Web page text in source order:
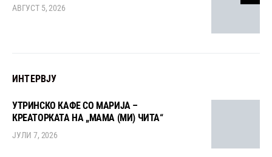
АВГУСТ 5, 2026
ИНТЕРВЈУ
УТРИНСКО КАФЕ СО МАРИЈА –
КРЕАТОРКАТА НА „МАМА (МИ) ЧИТА“
ЈУЛИ 7, 2026